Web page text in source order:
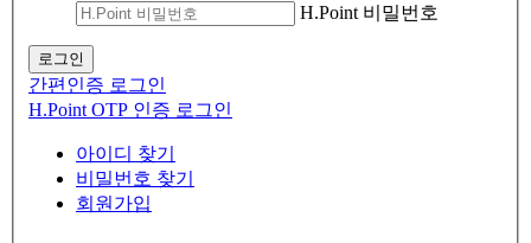
H.Point 비밀번호
로그인
간편인증 로그인
H.Point OTP 인증 로그인
아이디 찾기
비밀번호 찾기
회원가입